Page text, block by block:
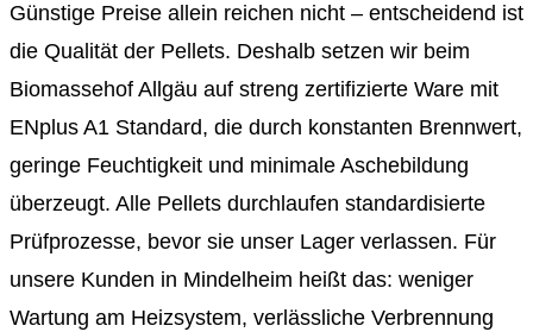
Günstige Preise allein reichen nicht – entscheidend ist
die Qualität der Pellets. Deshalb setzen wir beim
Biomassehof Allgäu auf streng zertifizierte Ware mit
ENplus A1 Standard, die durch konstanten Brennwert,
geringe Feuchtigkeit und minimale Aschebildung
überzeugt. Alle Pellets durchlaufen standardisierte
Prüfprozesse, bevor sie unser Lager verlassen. Für
unsere Kunden in Mindelheim heißt das: weniger
Wartung am Heizsystem, verlässliche Verbrennung